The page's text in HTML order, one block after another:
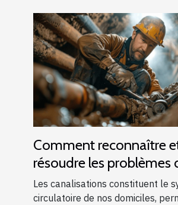
Comment reconnaître
résoudre les problèmes
canalisations bouchées
Les canalisations constituent le
circulatoire de nos domiciles,